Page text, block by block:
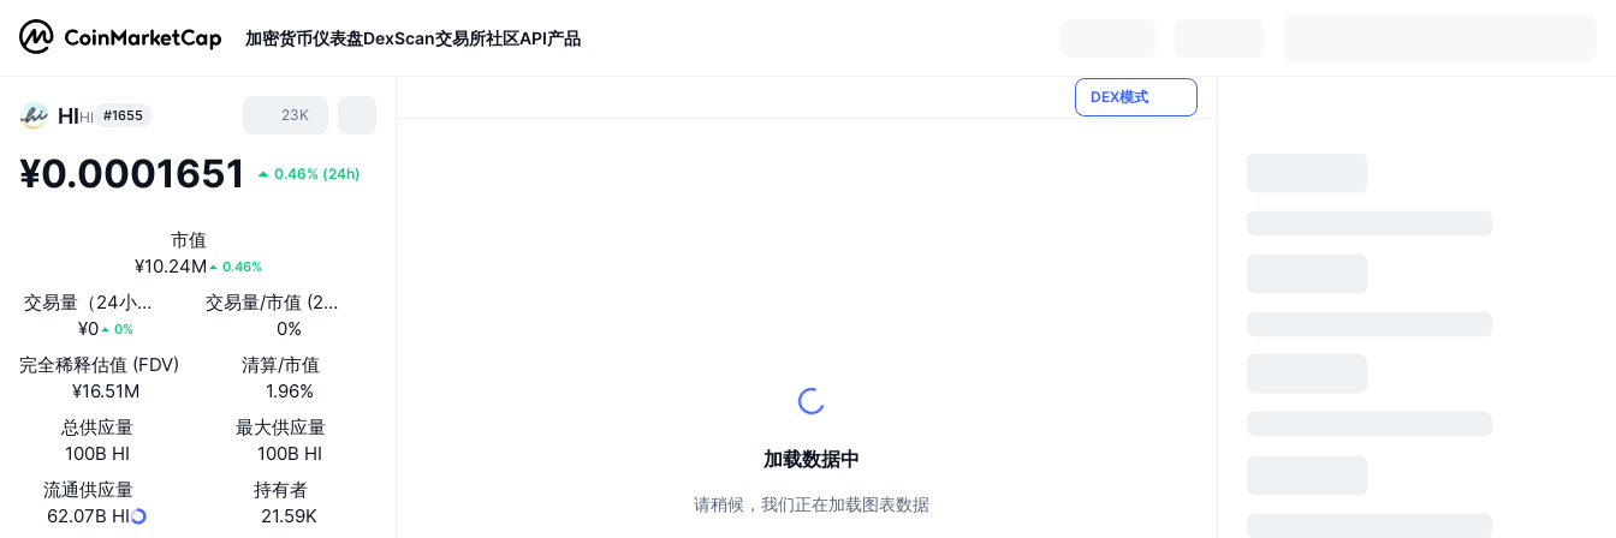
加密货币仪表盘DexScan交易所社区API产品
HIHI #1655 23K
¥0.0001651 0.46% (24h)
市值
¥10.24M
0.46%
交易量（24小时）
¥0
0%
交易量/市值 (24小时)
0%
完全稀释估值 (FDV)
¥16.51M
清算/市值
1.96%
总供应量
100B HI
最大供应量
100B HI
流通供应量
62.07B HI
持有者
21.59K
DEX模式
加载数据中
请稍候，我们正在加载图表数据